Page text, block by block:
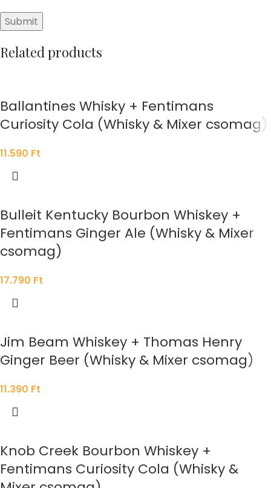
Related products
Ballantines Whisky + Fentimans
Curiosity Cola (Whisky & Mixer csomag)
11.590 Ft
Bulleit Kentucky Bourbon Whiskey +
Fentimans Ginger Ale (Whisky & Mixer
csomag)
17.790 Ft
Jim Beam Whiskey + Thomas Henry
Ginger Beer (Whisky & Mixer csomag)
11.390 Ft
Knob Creek Bourbon Whiskey +
Fentimans Curiosity Cola (Whisky &